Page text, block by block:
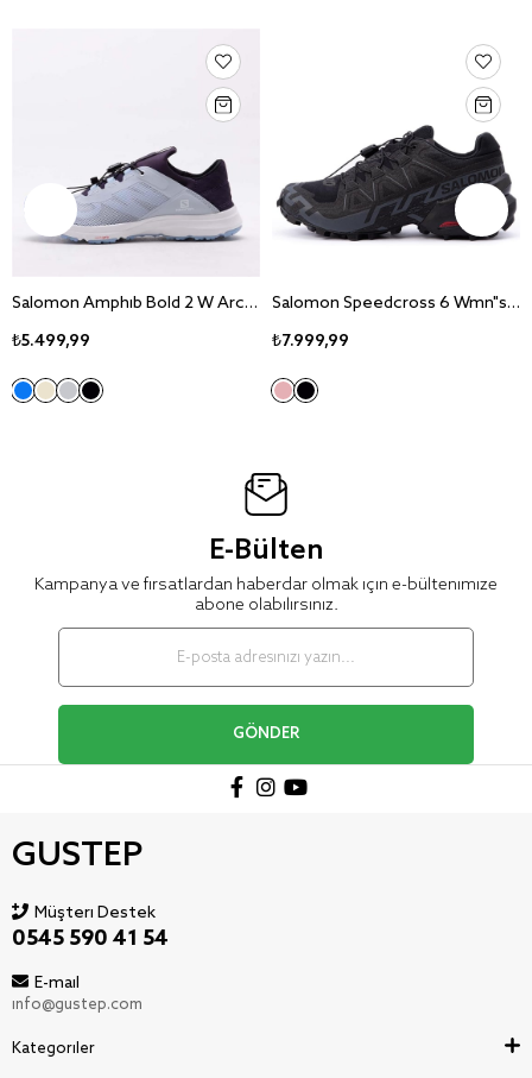
Salomon Amphib Bold 2 W Arctic Ice Outdoor Ayakkabi L471537
₺5.499,99
Salomon Speedcross 6 Wmn"s Outdoor Ayakkabi L417428
₺7.999,99
E-Bülten
Kampanya ve fırsatlardan haberdar olmak için e-bültenimize
abone olabilirsiniz.
GÖNDER
GUSTEP
Müşteri Destek
0545 590 41 54
E-mail
info@gustep.com
Kategoriler